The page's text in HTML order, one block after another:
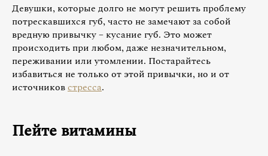
Девушки, которые долго не могут решить проблему
потрескавшихся губ, часто не замечают за собой
вредную привычку – кусание губ. Это может
происходить при любом, даже незначительном,
переживании или утомлении. Постарайтесь
избавиться не только от этой привычки, но и от
источниковстресса.
Пейте витамины